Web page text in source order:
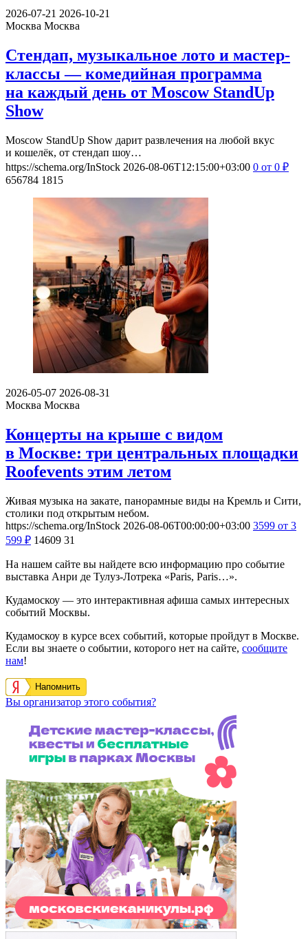
2026-07-21 2026-10-21
Москва Москва
Стендап, музыкальное лото и мастер-
классы — комедийная программа
на каждый день от Moscow StandUp
Show
Moscow StandUp Show дарит развлечения на любой вкус
и кошелёк, от стендап шоу…
https://schema.org/InStock 2026-08-06T12:15:00+03:00 0 от 0 ₽
656784 1815
2026-05-07 2026-08-31
Москва Москва
Концерты на крыше с видом
в Москве: три центральных площадки
Roofevents этим летом
Живая музыка на закате, панорамные виды на Кремль и Сити,
столики под открытым небом.
https://schema.org/InStock 2026-08-06T00:00:00+03:00 3599 от 3
599 ₽ 14609 31
На нашем сайте вы найдете всю информацию про событие
выставка Анри де Тулуз-Лотрека «Paris, Paris…».
Кудамоскоу — это интерактивная афиша самых интересных
событий Москвы.
Кудамоскоу в курсе всех событий, которые пройдут в Москве.
Если вы знаете о событии, которого нет на сайте, сообщите
нам!
Напомнить
Вы организатор этого события?